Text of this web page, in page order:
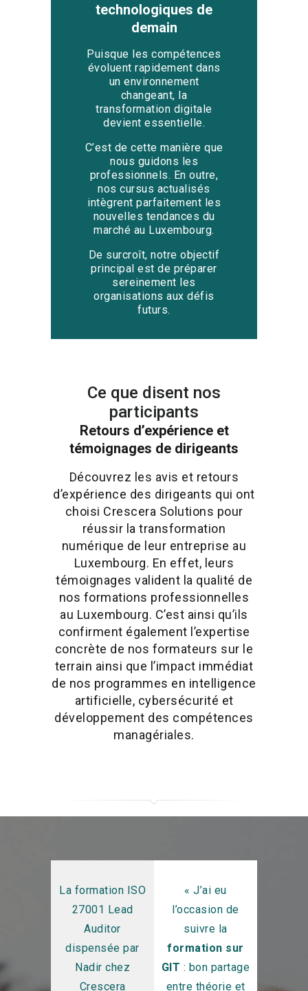
technologiques de
demain
Puisque les compétences
évoluent rapidement dans
un environnement
changeant, la
transformation digitale
devient essentielle.
C’est de cette manière que
nous guidons les
professionnels. En outre,
nos cursus actualisés
intègrent parfaitement les
nouvelles tendances du
marché au Luxembourg.
De surcroît, notre objectif
principal est de préparer
sereinement les
organisations aux défis
futurs.
Ce que disent nos
participants
Retours d’expérience et
témoignages de dirigeants
Découvrez les avis et retours
d’expérience des dirigeants qui ont
choisi Crescera Solutions pour
réussir la transformation
numérique de leur entreprise au
Luxembourg. En effet, leurs
témoignages valident la qualité de
nos formations professionnelles
au Luxembourg. C’est ainsi qu’ils
confirment également l’expertise
concrète de nos formateurs sur le
terrain ainsi que l’impact immédiat
de nos programmes en intelligence
artificielle, cybersécurité et
développement des compétences
managériales.
La formation ISO
27001 Lead
Auditor
dispensée par
Nadir chez
Crescera
« J’ai eu
l’occasion de
suivre la
formation sur
GIT : bon partage
entre théorie et